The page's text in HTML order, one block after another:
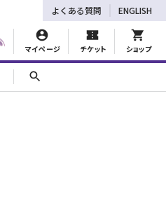
マイページ チケット ショップ
よくある質問 ENGLISH